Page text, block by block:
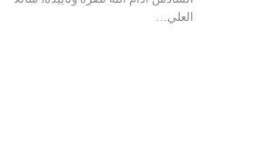
العلي…